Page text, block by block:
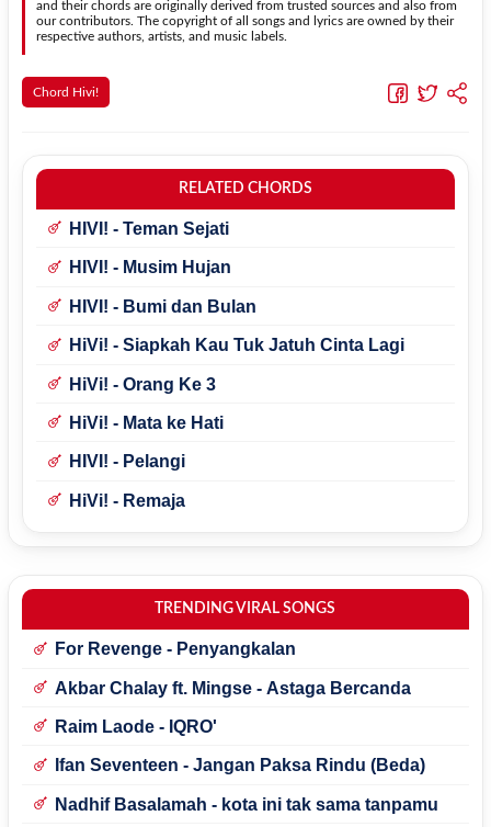
and their chords are originally derived from trusted sources and also from
our contributors. The copyright of all songs and lyrics are owned by their
respective authors, artists, and music labels.
Chord Hivi!
RELATED CHORDS
HIVI! - Teman Sejati
HIVI! - Musim Hujan
HIVI! - Bumi dan Bulan
HiVi! - Siapkah Kau Tuk Jatuh Cinta Lagi
HiVi! - Orang Ke 3
HiVi! - Mata ke Hati
HIVI! - Pelangi
HiVi! - Remaja
TRENDING VIRAL SONGS
For Revenge - Penyangkalan
Akbar Chalay ft. Mingse - Astaga Bercanda
Raim Laode - IQRO'
Ifan Seventeen - Jangan Paksa Rindu (Beda)
Nadhif Basalamah - kota ini tak sama tanpamu